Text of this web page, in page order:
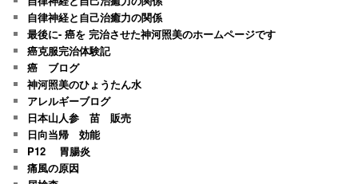
自律神経と自己治癒力の関係
最後に- 癌を 完治させた神河照美のホームページです
癌克服完治体験記
癌 ブログ
神河照美のひょうたん水
アレルギーブログ
日本山人参 苗 販売
日向当帰 効能
P12 胃腸炎
痛風の原因